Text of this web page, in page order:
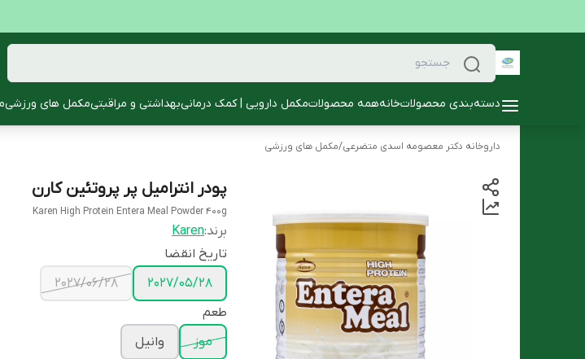
دسته‌بندی محصولاتخانههمه محصولاتمکمل دارویی | کمک درمانیبهداشتی و مراقبتیمکمل های ورزشی
داروخانه دکتر معصومه اسدی متضرعی/مکمل های ورزشی
پودر انترامیل پر پروتئین کارن
Karen High Protein Entera Meal Powder 400g
برند:Karen
تاریخ انقضا
2027/05/28
2027/06/28
طعم
موز
وانیل